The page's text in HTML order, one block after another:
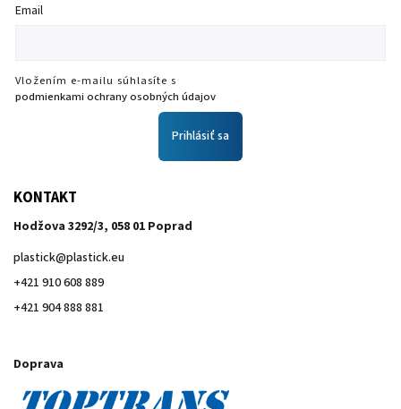
Email
Vložením e-mailu súhlasíte s
podmienkami ochrany osobných údajov
Prihlásiť sa
KONTAKT
Hodžova 3292/3, 058 01 Poprad
plastick@plastick.eu
+421 910 608 889
+421 904 888 881
Doprava